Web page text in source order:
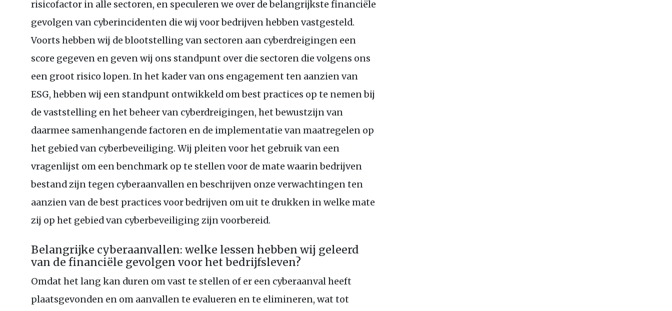
risicofactor in alle sectoren, en speculeren we over de belangrijkste financiële
gevolgen van cyberincidenten die wij voor bedrijven hebben vastgesteld.
Voorts hebben wij de blootstelling van sectoren aan cyberdreigingen een
score gegeven en geven wij ons standpunt over die sectoren die volgens ons
een groot risico lopen. In het kader van ons engagement ten aanzien van
ESG, hebben wij een standpunt ontwikkeld om best practices op te nemen bij
de vaststelling en het beheer van cyberdreigingen, het bewustzijn van
daarmee samenhangende factoren en de implementatie van maatregelen op
het gebied van cyberbeveiliging. Wij pleiten voor het gebruik van een
vragenlijst om een benchmark op te stellen voor de mate waarin bedrijven
bestand zijn tegen cyberaanvallen en beschrijven onze verwachtingen ten
aanzien van de best practices voor bedrijven om uit te drukken in welke mate
zij op het gebied van cyberbeveiliging zijn voorbereid.
Belangrijke cyberaanvallen: welke lessen hebben wij geleerd
van de financiële gevolgen voor het bedrijfsleven?
Omdat het lang kan duren om vast te stellen of er een cyberaanval heeft
plaatsgevonden en om aanvallen te evalueren en te elimineren, wat tot